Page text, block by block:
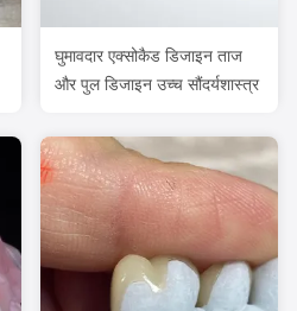
घुमावदार एक्सोकैड डिजाइन ताज
और पुल डिजाइन उच्च सौंदर्यशास्त्र